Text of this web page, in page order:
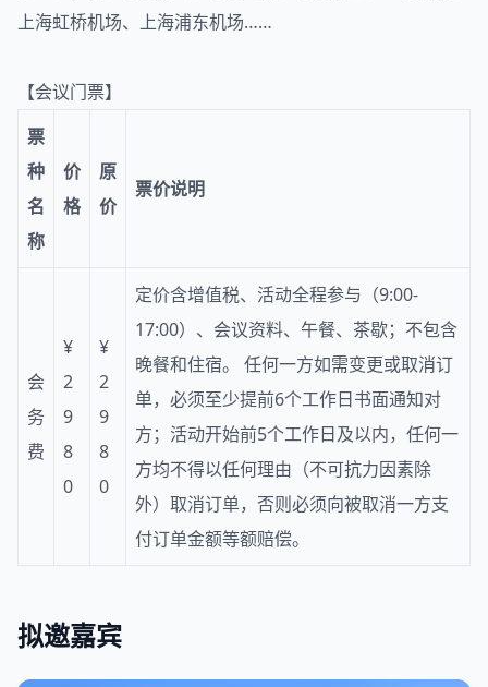
上海虹桥机场、上海浦东机场……
【会议门票】
票
种
名
称
价
格
原
价
票价说明
会
务
费
¥
2
9
8
0
¥
2
9
8
0
定价含增值税、活动全程参与（9:00-
17:00）、会议资料、午餐、茶歇；不包含
晚餐和住宿。 任何一方如需变更或取消订
单，必须至少提前6个工作日书面通知对
方；活动开始前5个工作日及以内，任何一
方均不得以任何理由（不可抗力因素除
外）取消订单，否则必须向被取消一方支
付订单金额等额赔偿。
拟邀嘉宾